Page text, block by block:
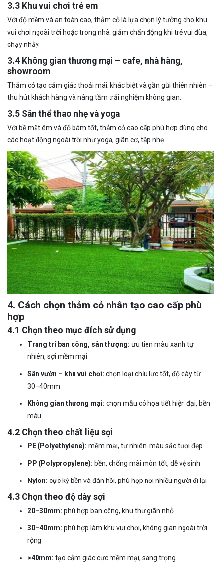
3.3 Khu vui chơi trẻ em
Với độ mềm và an toàn cao, thảm cỏ là lựa chọn lý tưởng cho khu
vui chơi ngoài trời hoặc trong nhà, giảm chấn động khi trẻ vui đùa,
chạy nhảy.
3.4 Không gian thương mại – cafe, nhà hàng,
showroom
Thảm cỏ tạo cảm giác thoải mái, khác biệt và gần gũi thiên nhiên –
thu hút khách hàng và nâng tầm trải nghiệm không gian.
3.5 Sân thể thao nhẹ và yoga
Với bề mặt êm và độ bám tốt, thảm cỏ cao cấp phù hợp dùng cho
các hoạt động ngoài trời như yoga, giãn cơ, tập nhẹ.
4. Cách chọn thảm cỏ nhân tạo cao cấp phù
hợp
4.1 Chọn theo mục đích sử dụng
Trang trí ban công, sân thượng: ưu tiên màu xanh tự
nhiên, sợi mềm mại
Sân vườn – khu vui chơi: chọn loại chịu lực tốt, độ dày từ
30–40mm
Không gian thương mại: chọn mẫu có họa tiết hiện đại, bền
màu
4.2 Chọn theo chất liệu sợi
PE (Polyethylene): mềm mại, tự nhiên, màu sắc tươi đẹp
PP (Polypropylene): bền, chống mài mòn tốt, dễ vệ sinh
Nylon: cực kỳ bền và đàn hồi, phù hợp nơi nhiều người đi lại
4.3 Chọn theo độ dày sợi
20–30mm: phù hợp ban công, khu thư giãn nhỏ
30–40mm: phù hợp làm khu vui chơi, không gian ngoài trời
rộng
>40mm: tạo cảm giác cực mềm mại, sang trọng